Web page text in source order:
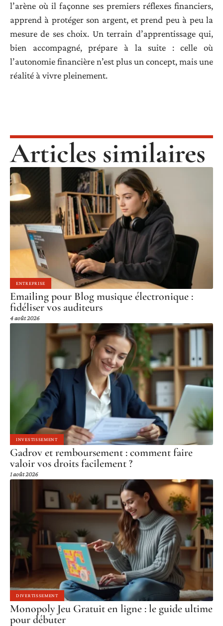
l’arène où il façonne ses premiers réflexes financiers,
apprend à protéger son argent, et prend peu à peu la
mesure de ses choix. Un terrain d’apprentissage qui,
bien accompagné, prépare à la suite : celle où
l’autonomie financière n’est plus un concept, mais une
réalité à vivre pleinement.
Articles similaires
ENTREPRISE
Emailing pour Blog musique électronique :
fidéliser vos auditeurs
4 août 2026
INVESTISSEMENT
Gadrov et remboursement : comment faire
valoir vos droits facilement ?
1 août 2026
DIVERTISSEMENT
Monopoly Jeu Gratuit en ligne : le guide ultime
pour débuter